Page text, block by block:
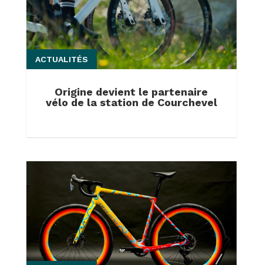
Origine devient le partenaire
vélo de la station de Courchevel
ACTUALITÉS